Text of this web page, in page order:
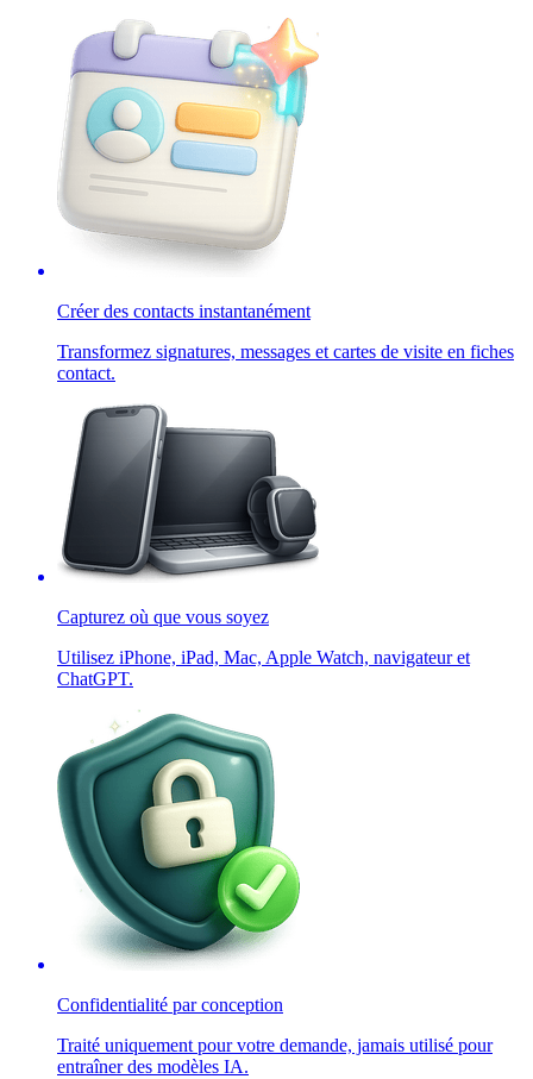
Créer des contacts instantanément
Transformez signatures, messages et cartes de visite en fiches
contact.
Capturez où que vous soyez
Utilisez iPhone, iPad, Mac, Apple Watch, navigateur et
ChatGPT.
Confidentialité par conception
Traité uniquement pour votre demande, jamais utilisé pour
entraîner des modèles IA.